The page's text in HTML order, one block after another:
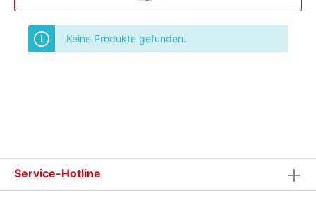
Keine Produkte gefunden.
Service-Hotline